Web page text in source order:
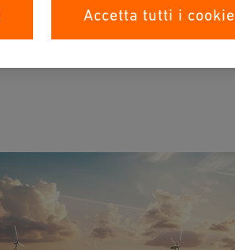
Accetta tutti i cookie